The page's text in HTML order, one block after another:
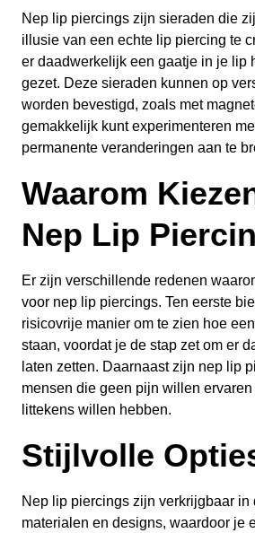
Nep lip piercings zijn sieraden die
illusie van een echte lip piercing te
er daadwerkelijk een gaatje in je lip
gezet. Deze sieraden kunnen op
worden bevestigd, zoals met
gemakkelijk kunt experimenteren
permanente veranderingen aan te
Waarom
Nep Lip
Er zijn verschillende redenen
voor nep lip piercings. Ten eerste
risicovrije manier om te zien hoe
staan, voordat je de stap zet om er
laten zetten. Daarnaast zijn nep lip
mensen die geen pijn willen
littekens willen hebben.
Stijlvolle
Nep lip piercings zijn verkrijgbaar in
materialen en designs, waardoor je